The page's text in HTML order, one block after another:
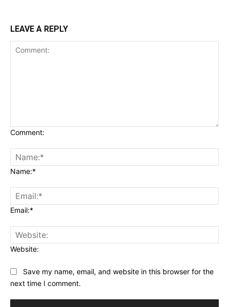
LEAVE A REPLY
Comment:
Name:*
Email:*
Website:
Save my name, email, and website in this browser for the
next time I comment.